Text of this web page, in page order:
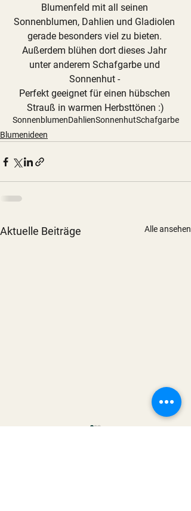
Blumenfeld mit all seinen
Sonnenblumen, Dahlien und Gladiolen
gerade besonders viel zu bieten.
Außerdem blühen dort dieses Jahr
unter anderem Schafgarbe und
Sonnenhut -
Perfekt geeignet für einen hübschen
Strauß in warmen Herbsttönen :)
SonnenblumenDahlienSonnenhutSchafgarbe
Blumenideen
Aktuelle Beiträge Alle ansehen